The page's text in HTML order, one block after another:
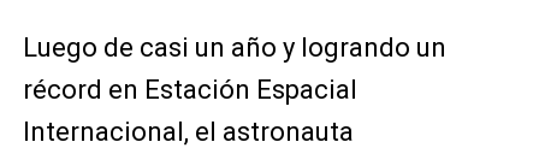
Luego de casi un año y logrando un
récord en Estación Espacial
Internacional, el astronauta